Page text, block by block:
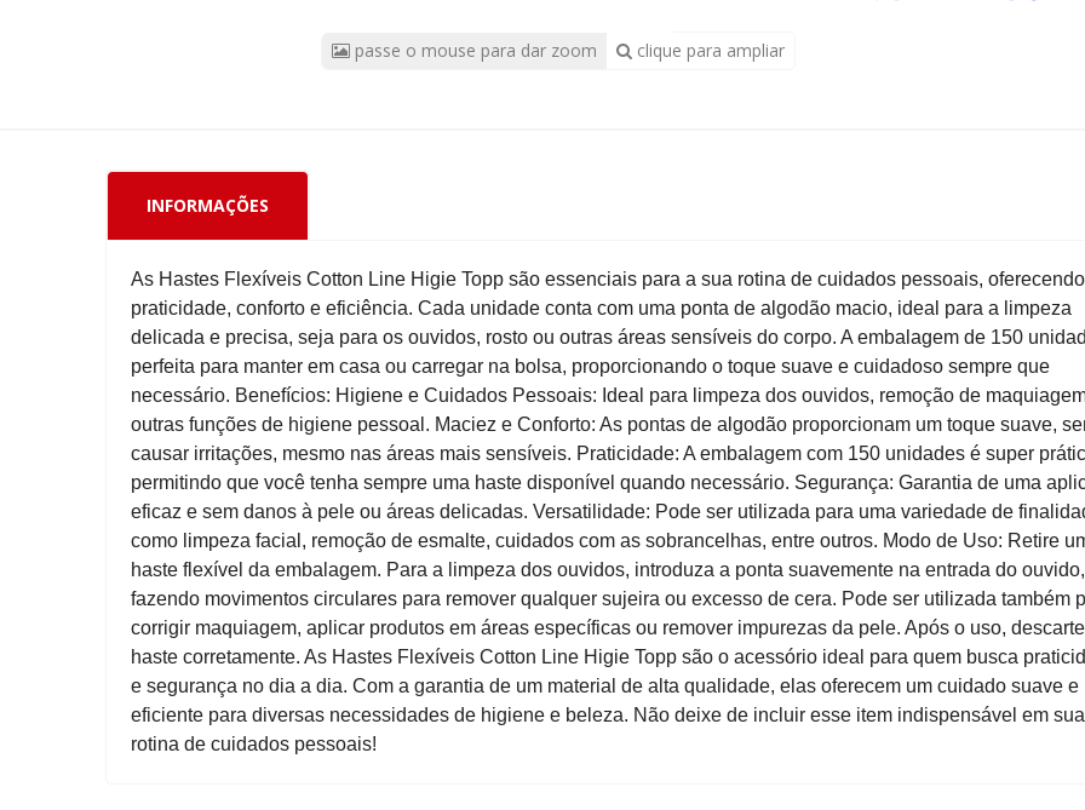
passe o mouse para dar zoom clique para ampliar
INFORMAÇÕES
As Hastes Flexíveis Cotton Line Higie Topp são essenciais para a sua rotina de cuidados pessoais, oferecendo
praticidade, conforto e eficiência. Cada unidade conta com uma ponta de algodão macio, ideal para a limpeza
delicada e precisa, seja para os ouvidos, rosto ou outras áreas sensíveis do corpo. A embalagem de 150
perfeita para manter em casa ou carregar na bolsa, proporcionando o toque suave e cuidadoso sempre que
necessário. Benefícios: Higiene e Cuidados Pessoais: Ideal para limpeza dos ouvidos, remoção de
outras funções de higiene pessoal. Maciez e Conforto: As pontas de algodão proporcionam um toque suave,
causar irritações, mesmo nas áreas mais sensíveis. Praticidade: A embalagem com 150 unidades é super
permitindo que você tenha sempre uma haste disponível quando necessário. Segurança: Garantia de uma
eficaz e sem danos à pele ou áreas delicadas. Versatilidade: Pode ser utilizada para uma variedade de
como limpeza facial, remoção de esmalte, cuidados com as sobrancelhas, entre outros. Modo de Uso: Retire
haste flexível da embalagem. Para a limpeza dos ouvidos, introduza a ponta suavemente na entrada do ouvido,
fazendo movimentos circulares para remover qualquer sujeira ou excesso de cera. Pode ser utilizada também
corrigir maquiagem, aplicar produtos em áreas específicas ou remover impurezas da pele. Após o uso,
haste corretamente. As Hastes Flexíveis Cotton Line Higie Topp são o acessório ideal para quem busca
e segurança no dia a dia. Com a garantia de um material de alta qualidade, elas oferecem um cuidado suave e
eficiente para diversas necessidades de higiene e beleza. Não deixe de incluir esse item indispensável em sua
rotina de cuidados pessoais!